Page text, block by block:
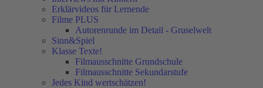
Erklärvideos für Lernende
Filme PLUS
Autorenrunde im Detail - Gruselwelt
Sinn&Spiel
Klasse Texte!
Filmausschnitte Grundschule
Filmausschnitte Sekundarstufe
Jedes Kind wertschätzen!